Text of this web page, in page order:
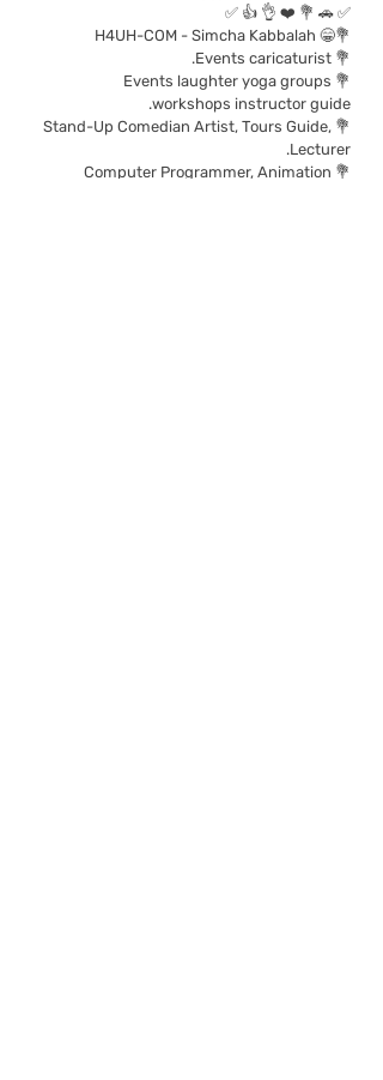
✅ 🚗 💐 ❤️ 👌 👍 ✅
💐😁 H4UH-COM - Simcha Kabbalah
💐 Events caricaturist.
💐 Events laughter yoga groups
workshops instructor guide.
💐 Stand-Up Comedian Artist, Tours Guide,
Lecturer.
💐 Computer Programmer, Animation